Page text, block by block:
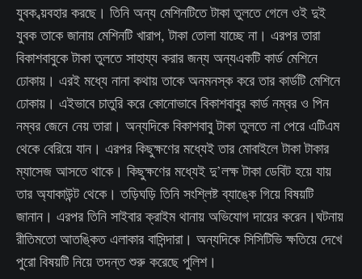
যুবক ব্য়বহার করছে। তিনি অন্য মেশিনটিতে টাকা তুলতে গেলে ওই দুই
যুবক তাকে জানায় মেশিনটি খারাপ, টাকা তোলা যাচ্ছে না। এরপর তারা
বিকাশবাবুকে টাকা তুলতে সাহায্য করার জন্য অন্যএকটি কার্ড মেশিনে
ঢোকায়। এরই মধ্যে নানা কথায় তাকে অনমনস্ক করে তার কার্ডটি মেশিনে
ঢোকায়। এইভাবে চাতুরি করে কোনোভাবে বিকাশবাবুর কার্ড নম্বর ও পিন
নম্বর জেনে নেয় তারা। অন্যদিকে বিকাশবাবু টাকা তুলতে না পেরে এটিএম
থেকে বেরিয়ে যান। এরপর কিছুক্ষণের মধ্যেই তার মোবাইলে টাকা টাকার
ম্যাসেজ আসতে থাকে। কিছুক্ষণের মধ্যেই দু’লক্ষ টাকা ডেবিট হয়ে যায়
তার অ্যাকাউন্ট থেকে। তড়িঘড়ি তিনি সংশ্লিষ্ট ব্যাঙ্কে গিয়ে বিষয়টি
জানান। এরপর তিনি সাইবার ক্রাইম থানায় অভিযোগ দায়ের করেন।ঘটনায়
রীতিমতো আতঙ্কিত এলাকার বাসিন্দারা। অন্যদিকে সিসিটিভি ক্ষতিয়ে দেখে
পুরো বিষয়টি নিয়ে তদন্ত শুরু করেছে পুলিশ।